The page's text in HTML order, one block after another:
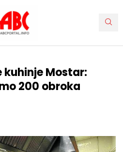
kuhinje Mostar:
200 obroka